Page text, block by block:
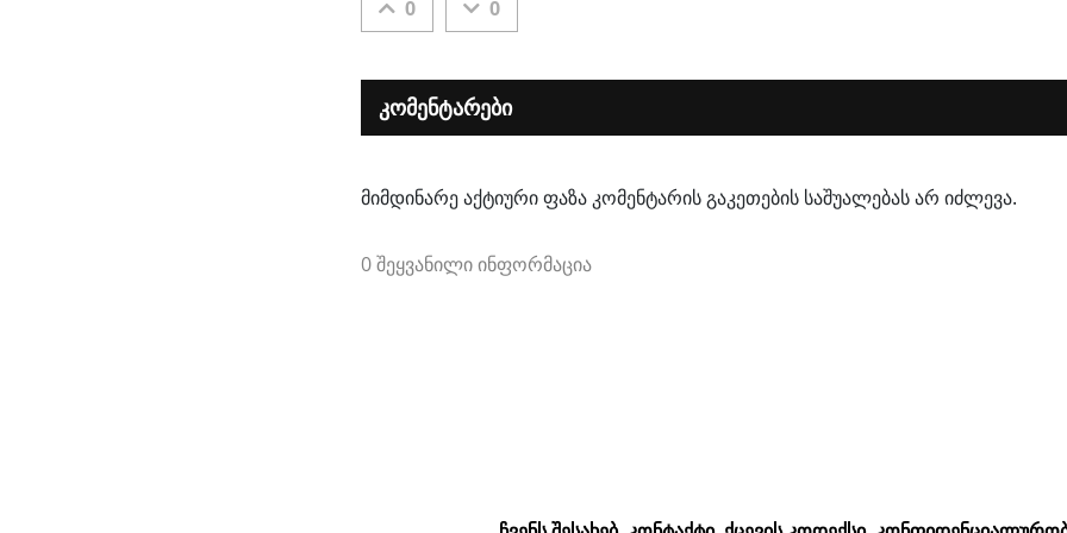
0 0
კომენტარები
მიმდინარე აქტიური ფაზა კომენტარის გაკეთების საშუალებას არ იძლევა.
0 შეყვანილი ინფორმაცია